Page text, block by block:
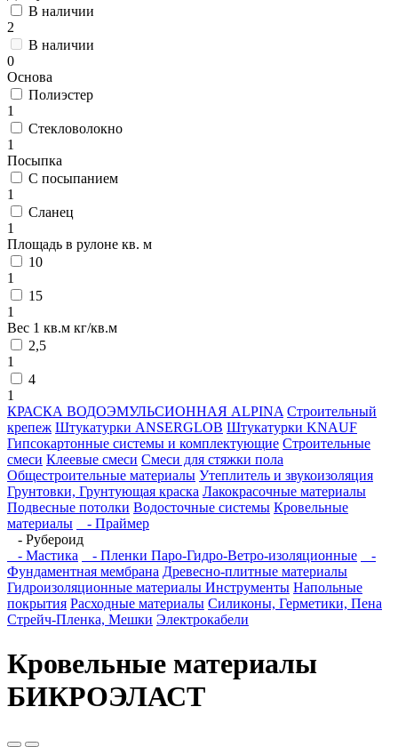
В наличии
2
В наличии
0
Основа
Полиэстер
1
Стекловолокно
1
Посыпка
С посыпанием
1
Сланец
1
Площадь в рулоне кв. м
10
1
15
1
Вес 1 кв.м кг/кв.м
2,5
1
4
1
КРАСКА ВОДОЭМУЛЬСИОННАЯ ALPINA Строительный
крепеж Штукатурки ANSERGLOB Штукатурки KNAUF
Гипсокартонные системы и комплектующие Строительные
смеси Клеевые смеси Смеси для стяжки пола
Общестроительные материалы Утеплитель и звукоизоляция
Грунтовки, Грунтующая краска Лакокрасочные материалы
Подвесные потолки Водосточные системы Кровельные
материалы
- Праймер
- Рубероид
- Мастика
- Пленки Паро-Гидро-Ветро-изоляционные
-
Фундаментная мембрана Древесно-плитные материалы
Гидроизоляционные материалы Инструменты Напольные
покрытия Расходные материалы Силиконы, Герметики, Пена
Стрейч-Пленка, Мешки Электрокабели
Кровельные материалы
БИКРОЭЛАСТ